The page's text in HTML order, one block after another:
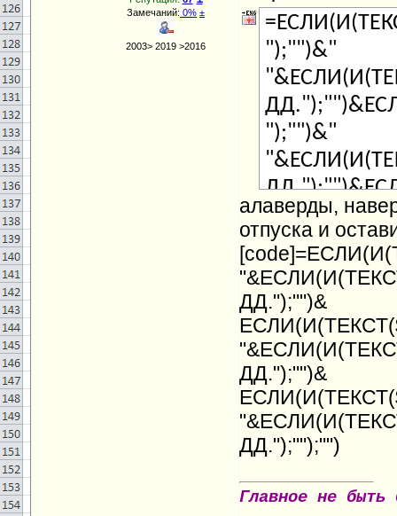
Замечаний: 0% ±
2003> 2019 >2016
");"")&"
");"")&"
")&"
ДД.");"");"")
алаверды,
отпуска и
ДД.");"")&
ДД.");"")&
ДД.");"");"")
Главное не быть